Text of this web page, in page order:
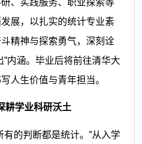
展，以扎实的统计专业素
精神与探索勇气，深刻诠
内涵。毕业后将前往清华大
人生价值与青年担当。
耕学业科研沃土
有的判断都是统计。”从入学